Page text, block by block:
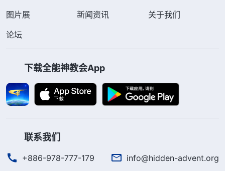
图片展
新闻资讯
关于我们
论坛
下载全能神教会App
联系我们
+886-978-777-179 info@hidden-advent.org